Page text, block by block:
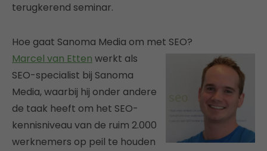
terugkerend seminar.
Hoe gaat Sanoma Media om met SEO?
Marcel van Etten werkt als
SEO-specialist bij Sanoma
Media, waarbij hij onder andere
de taak heeft om het SEO-
kennisniveau van de ruim 2.000
werknemers op peil te houden